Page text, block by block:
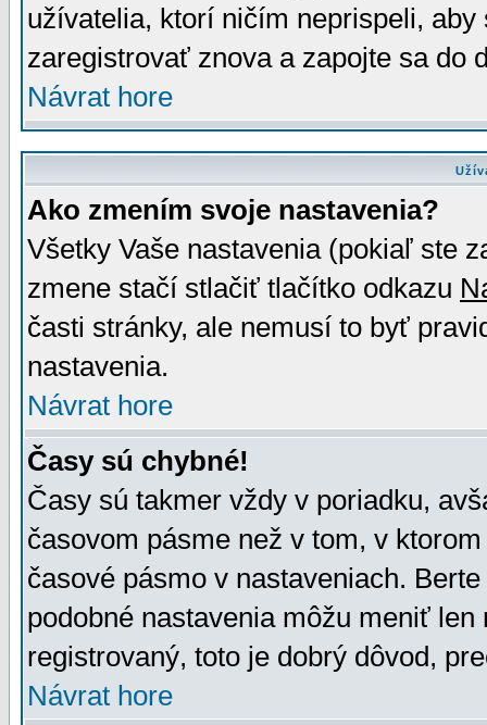
užívatelia, ktorí ničím neprispeli,
zaregistrovať znova a zapojte sa do
Návrat hore
Ako zmením svoje nastavenia?
Všetky Vaše nastavenia (pokiaľ ste
zmene stačí stlačiť tlačítko odkazu
časti stránky, ale nemusí to byť
nastavenia.
Návrat hore
Časy sú chybné!
Časy sú takmer vždy v poriadku,
časovom pásme než v tom, v
časové pásmo v nastaveniach.
podobné nastavenia môžu meniť
registrovaný, toto je dobrý dôvod,
Návrat hore